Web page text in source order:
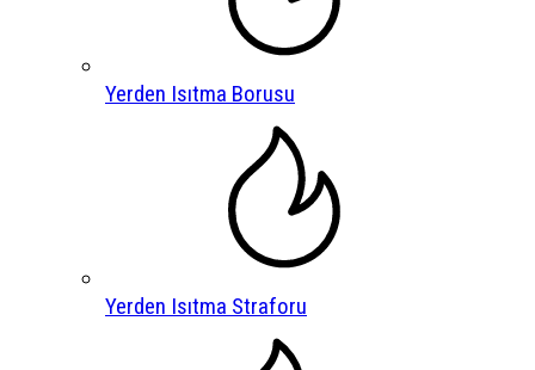
Yerden Isıtma Borusu
Yerden Isıtma Straforu